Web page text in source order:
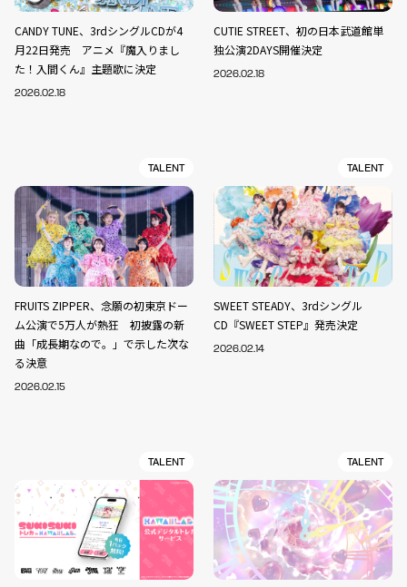
CANDY TUNE、3rdシングルCDが4
月22日発売 アニメ『魔入りまし
た！入間くん』主題歌に決定
2026.02.18
CUTIE STREET、初の日本武道館単
独公演2DAYS開催決定
2026.02.18
TALENT
FRUITS ZIPPER、念願の初東京ドー
ム公演で5万人が熱狂 初披露の新
曲「成長期なので。」で示した次な
る決意
2026.02.15
TALENT
SWEET STEADY、3rdシングル
CD『SWEET STEP』発売決定
2026.02.14
TALENT TALENT